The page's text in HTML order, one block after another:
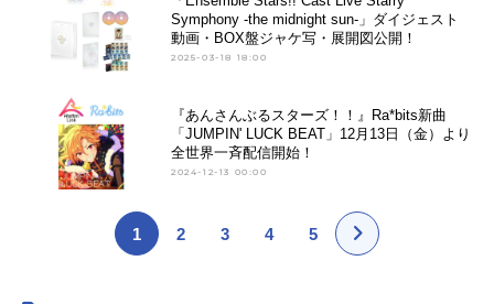
Symphony -the midnight sun-」ダイジェスト
動画・BOX盤ジャケ写・展開図公開！
2025-03-18 18:00
『あんさんぶるスターズ！！』Ra*bits新曲
「JUMPIN' LUCK BEAT」12月13日（金）より
全世界一斉配信開始！
2024-12-13 00:00
1 2 3 4 5